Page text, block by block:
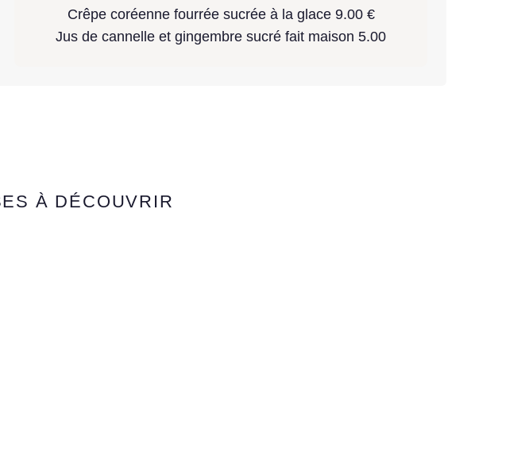
Crêpe coréenne fourrée sucrée à la glace 9.00 €
Jus de cannelle et gingembre sucré fait maison 5.00
À DÉCOUVRIR